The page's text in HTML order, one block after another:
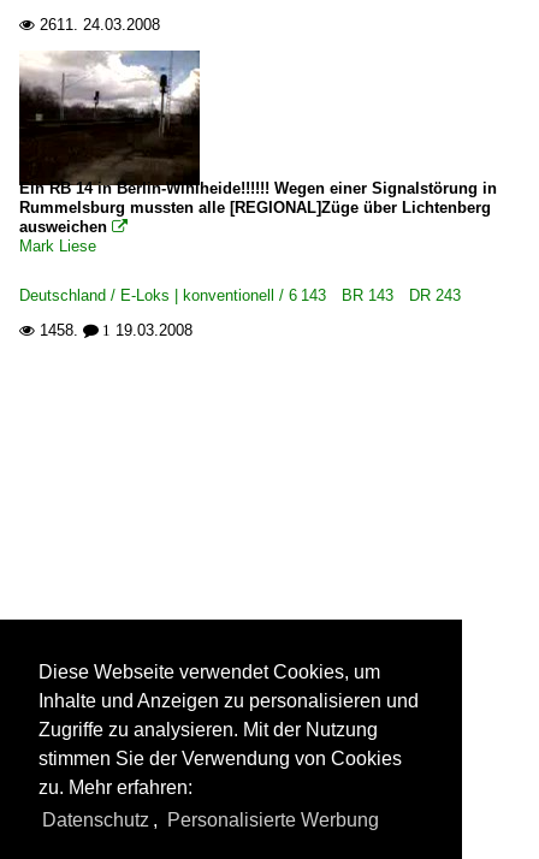
 2611. 24.03.2008
Ein RB 14 in Berlin-Wihlheide!!!!!! Wegen einer Signalstörung in
Rummelsburg mussten alle [REGIONAL]Züge über Lichtenberg
ausweichen 
Mark Liese
Deutschland / E-Loks | konventionell / 6 143 BR 143 DR 243
 1458.  1 19.03.2008
Diese Webseite verwendet Cookies, um
Inhalte und Anzeigen zu personalisieren und
Zugriffe zu analysieren. Mit der Nutzung
stimmen Sie der Verwendung von Cookies
zu. Mehr erfahren:
Datenschutz , Personalisierte Werbung